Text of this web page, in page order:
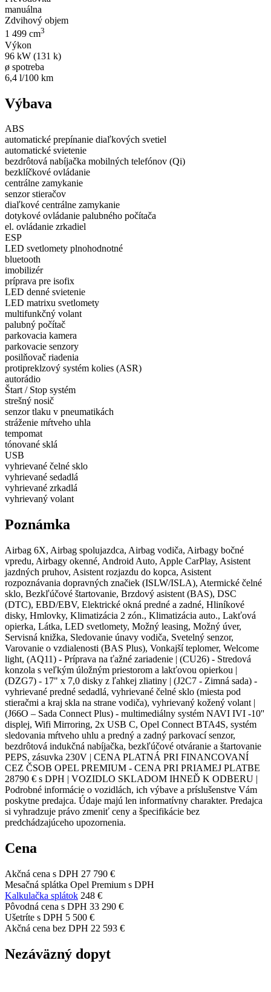
manuálna
Zdvihový objem
1 499 cm3
Výkon
96 kW (131 k)
ø spotreba
6,4 l/100 km
Výbava
ABS
automatické prepínanie diaľkových svetiel
automatické svietenie
bezdrôtová nabíjačka mobilných telefónov (Qi)
bezklíčkové ovládanie
centrálne zamykanie
senzor stieračov
diaľkové centrálne zamykanie
dotykové ovládanie palubného počítača
el. ovládanie zrkadiel
ESP
LED svetlomety plnohodnotné
bluetooth
imobilizér
príprava pre isofix
LED denné svietenie
LED matrixu svetlomety
multifunkčný volant
palubný počítač
parkovacia kamera
parkovacie senzory
posilňovač riadenia
protipreklzový systém kolies (ASR)
autorádio
Štart / Stop systém
strešný nosič
senzor tlaku v pneumatikách
stráženie mŕtveho uhla
tempomat
tónované sklá
USB
vyhrievané čelné sklo
vyhrievané sedadlá
vyhrievané zrkadlá
vyhrievaný volant
Poznámka
Airbag 6X, Airbag spolujazdca, Airbag vodiča, Airbagy bočné
vpredu, Airbagy okenné, Android Auto, Apple CarPlay, Asistent
jazdných pruhov, Asistent rozjazdu do kopca, Asistent
rozpoznávania dopravných značiek (ISLW/ISLA), Atermické čelné
sklo, Bezkľúčové štartovanie, Brzdový asistent (BAS), DSC
(DTC), EBD/EBV, Elektrické okná predné a zadné, Hliníkové
disky, Hmlovky, Klimatizácia 2 zón., Klimatizácia auto., Lakťová
opierka, Látka, LED svetlomety, Možný leasing, Možný úver,
Servisná knižka, Sledovanie únavy vodiča, Svetelný senzor,
Varovanie o vzdialenosti (BAS Plus), Vonkajší teplomer, Welcome
light, (AQ11) - Príprava na ťažné zariadenie | (CU26) - Stredová
konzola s veľkým úložným priestorom a lakťovou opierkou |
(DZG7) - 17" x 7,0 disky z ľahkej zliatiny | (J2C7 - Zimná sada) -
vyhrievané predné sedadlá, vyhrievané čelné sklo (miesta pod
stieračmi a kraj skla na strane vodiča), vyhrievaný kožený volant |
(J66O – Sada Connect Plus) - multimediálny systém NAVI IVI -10''
displej, Wifi Mirroring, 2x USB C, Opel Connect BTA4S, systém
sledovania mŕtveho uhlu a predný a zadný parkovací senzor,
bezdrôtová indukčná nabíjačka, bezkľúčové otváranie a štartovanie
PEPS, zásuvka 230V | CENA PLATNÁ PRI FINANCOVANÍ
CEZ ČSOB OPEL PREMIUM - CENA PRI PRIAMEJ PLATBE
28790 € s DPH | VOZIDLO SKLADOM IHNEĎ K ODBERU |
Podrobné informácie o vozidlách, ich výbave a príslušenstve Vám
poskytne predajca. Údaje majú len informatívny charakter. Predajca
si vyhradzuje právo zmeniť ceny a špecifikácie bez
predchádzajúceho upozornenia.
Cena
Akčná cena s DPH 27 790 €
Mesačná splátka Opel Premium s DPH
Kalkulačka splátok 248 €
Pôvodná cena s DPH 33 290 €
Ušetríte s DPH 5 500 €
Akčná cena bez DPH 22 593 €
Nezáväzný dopyt